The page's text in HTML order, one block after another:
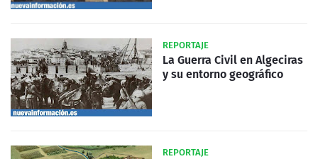
REPORTAJE
La Guerra Civil en Algeciras
y su entorno geográfico
REPORTAJE